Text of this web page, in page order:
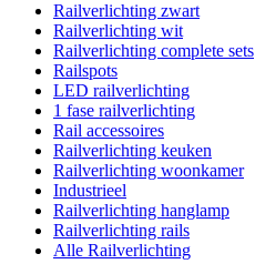
Railverlichting zwart
Railverlichting wit
Railverlichting complete sets
Railspots
LED railverlichting
1 fase railverlichting
Rail accessoires
Railverlichting keuken
Railverlichting woonkamer
Industrieel
Railverlichting hanglamp
Railverlichting rails
Alle Railverlichting